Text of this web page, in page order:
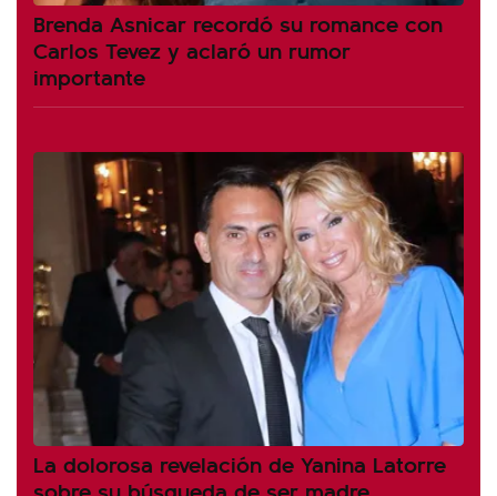
Brenda Asnicar recordó su romance con
Carlos Tevez y aclaró un rumor
importante
La dolorosa revelación de Yanina Latorre